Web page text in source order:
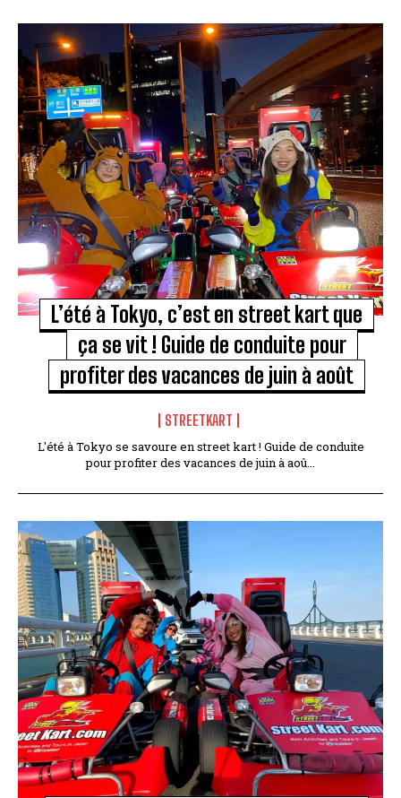
L’été à Tokyo, c’est en street kart que
ça se vit ! Guide de conduite pour
profiter des vacances de juin à août
STREETKART
L'été à Tokyo se savoure en street kart ! Guide de conduite
pour profiter des vacances de juin à aoû...